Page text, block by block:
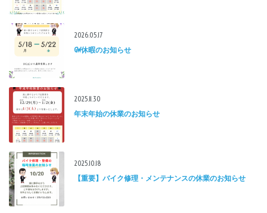
2026.05.17
GW休暇のお知らせ
2025.11.30
年末年始の休業のお知らせ
2025.10.18
【重要】バイク修理・メンテナンスの休業のお知らせ